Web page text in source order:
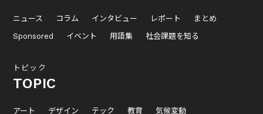
ニュース コラム インタビュー レポート
まとめ
Sponsored
イベント 用語集 社会課題を知る
トピック
TOPIC
アート デザイン テック 教育 気候変動